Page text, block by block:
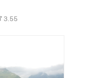
3.55